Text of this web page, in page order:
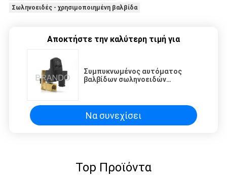
Σωληνοειδές - χρησιμοποιημένη βαλβίδα
Αποκτήστε την καλύτερη τιμή για
Συμπυκνωμένος αυτόματος
βαλβίδων σωληνοειδών
Να συνεχίσει
Top Προϊόντα